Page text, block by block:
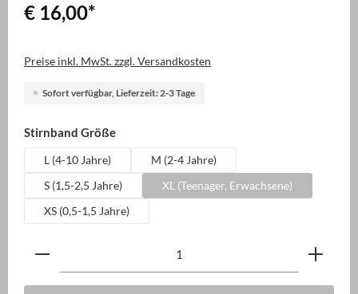
€ 16,00*
Preise inkl. MwSt. zzgl. Versandkosten
Sofort verfügbar, Lieferzeit: 2-3 Tage
Stirnband Größeauswählen
L (4-10 Jahre)
M (2-4 Jahre)
S (1,5-2,5 Jahre)
XL (Teenager, Erwachsene)
XS (0,5-1,5 Jahre)
Produkt Anzahl: Gib den gewünschten Wert ein